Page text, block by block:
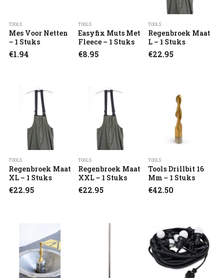
TOOLS
Mes Voor Netten
– 1 Stuks
€1.94
TOOLS
Easyfix Muts Met
Fleece – 1 Stuks
€8.95
TOOLS
Regenbroek Maat
L – 1 Stuks
€22.95
TOOLS
Regenbroek Maat
XL – 1 Stuks
€22.95
TOOLS
Regenbroek Maat
XXL – 1 Stuks
€22.95
TOOLS
Tools Drillbit 16
Mm – 1 Stuks
€42.50